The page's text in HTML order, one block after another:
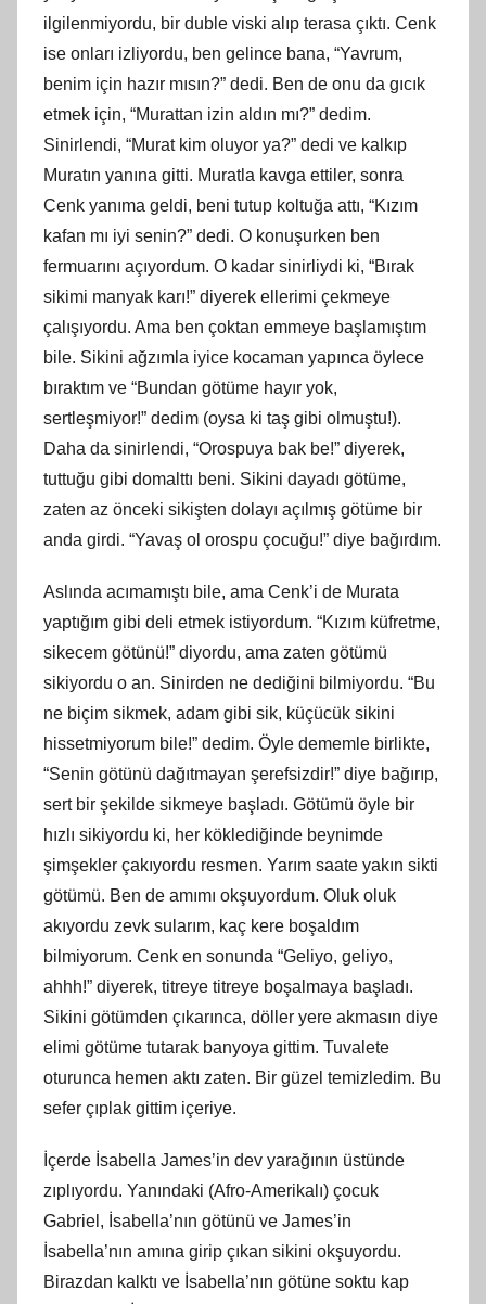
ilgilenmiyordu, bir duble viski alıp terasa çıktı. Cenk
ise onları izliyordu, ben gelince bana, “Yavrum,
benim için hazır mısın?” dedi. Ben de onu da gıcık
etmek için, “Murattan izin aldın mı?” dedim.
Sinirlendi, “Murat kim oluyor ya?” dedi ve kalkıp
Muratın yanına gitti. Muratla kavga ettiler, sonra
Cenk yanıma geldi, beni tutup koltuğa attı, “Kızım
kafan mı iyi senin?” dedi. O konuşurken ben
fermuarını açıyordum. O kadar sinirliydi ki, “Bırak
sikimi manyak karı!” diyerek ellerimi çekmeye
çalışıyordu. Ama ben çoktan emmeye başlamıştım
bile. Sikini ağzımla iyice kocaman yapınca öylece
bıraktım ve “Bundan götüme hayır yok,
sertleşmiyor!” dedim (oysa ki taş gibi olmuştu!).
Daha da sinirlendi, “Orospuya bak be!” diyerek,
tuttuğu gibi domalttı beni. Sikini dayadı götüme,
zaten az önceki sikişten dolayı açılmış götüme bir
anda girdi. “Yavaş ol orospu çocuğu!” diye bağırdım.
Aslında acımamıştı bile, ama Cenk’i de Murata
yaptığım gibi deli etmek istiyordum. “Kızım küfretme,
sikecem götünü!” diyordu, ama zaten götümü
sikiyordu o an. Sinirden ne dediğini bilmiyordu. “Bu
ne biçim sikmek, adam gibi sik, küçücük sikini
hissetmiyorum bile!” dedim. Öyle dememle birlikte,
“Senin götünü dağıtmayan şerefsizdir!” diye bağırıp,
sert bir şekilde sikmeye başladı. Götümü öyle bir
hızlı sikiyordu ki, her köklediğinde beynimde
şimşekler çakıyordu resmen. Yarım saate yakın sikti
götümü. Ben de amımı okşuyordum. Oluk oluk
akıyordu zevk sularım, kaç kere boşaldım
bilmiyorum. Cenk en sonunda “Geliyo, geliyo,
ahhh!” diyerek, titreye titreye boşalmaya başladı.
Sikini götümden çıkarınca, döller yere akmasın diye
elimi götüme tutarak banyoya gittim. Tuvalete
oturunca hemen aktı zaten. Bir güzel temizledim. Bu
sefer çıplak gittim içeriye.
İçerde İsabella James’in dev yarağının üstünde
zıplıyordu. Yanındaki (Afro-Amerikalı) çocuk
Gabriel, İsabella’nın götünü ve James’in
İsabella’nın amına girip çıkan sikini okşuyordu.
Birazdan kalktı ve İsabella’nın götüne soktu kap